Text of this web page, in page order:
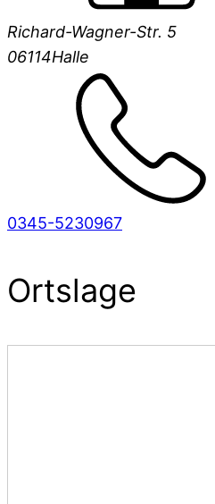
Richard-Wagner-Str. 5
06114Halle
0345-5230967
Ortslage